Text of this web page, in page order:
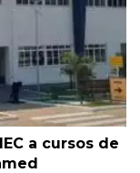
a cursos de